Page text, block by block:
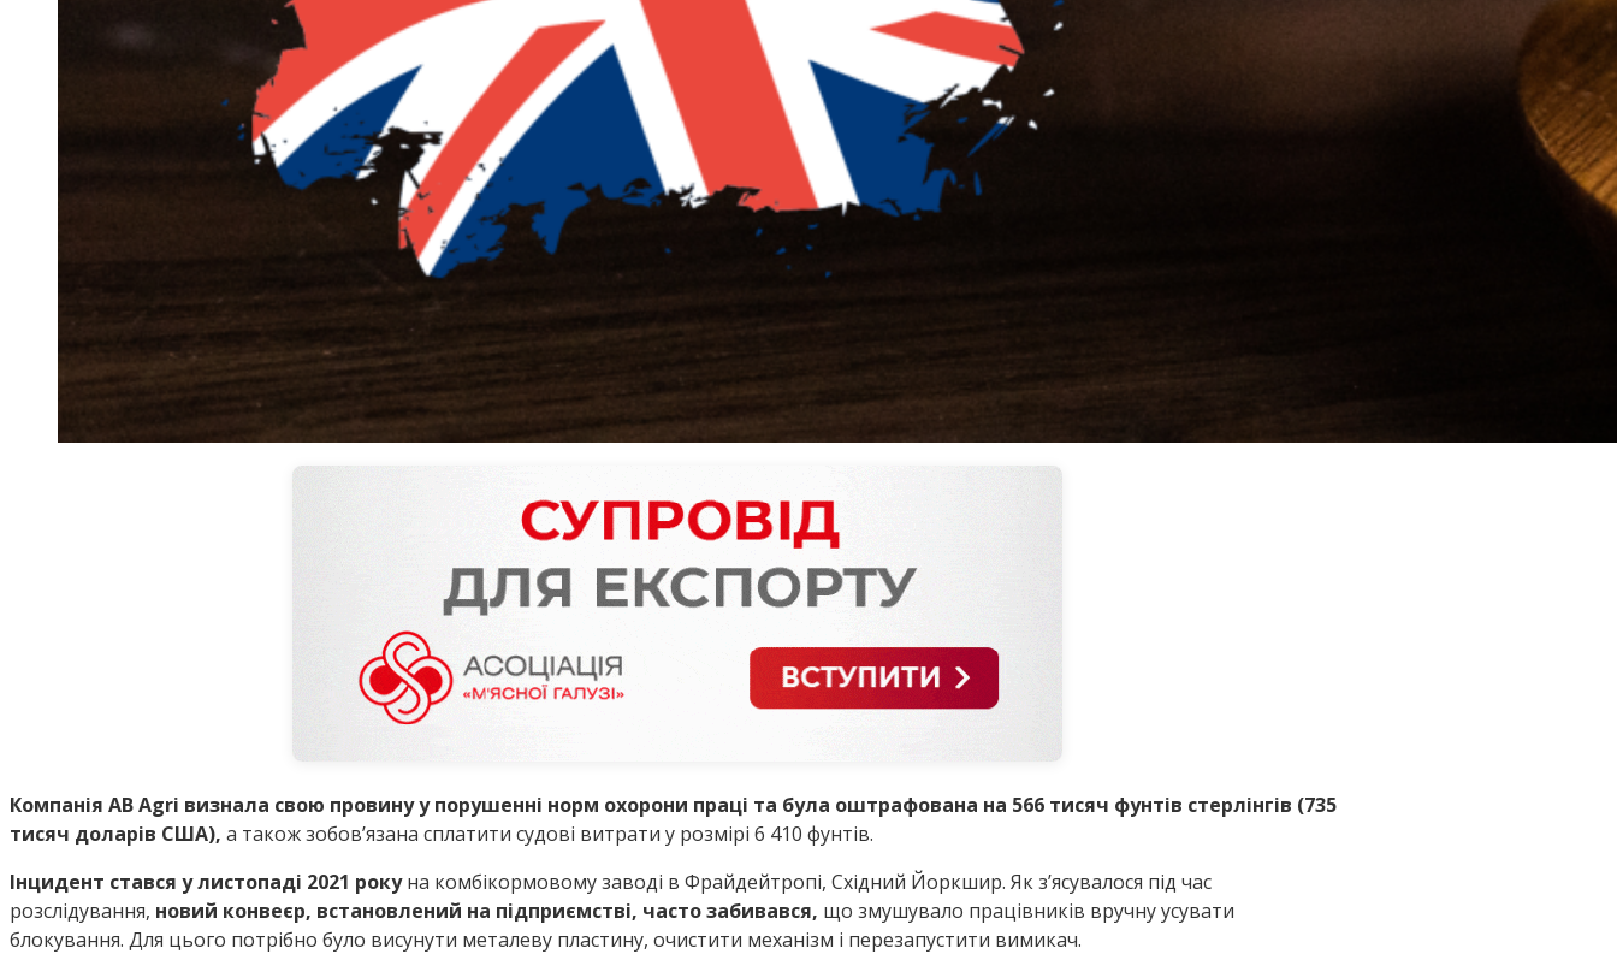
Компанія AB Agri визнала свою провину у порушенні норм охорони праці та була оштрафована на 566 тисяч фунтів стерлінгів (735
тисяч доларів США), а також зобов’язана сплатити судові витрати у розмірі 6 410 фунтів.
Інцидент стався у листопаді 2021 рокуна комбікормовому заводі в Фрайдейтропі, Східний Йоркшир. Як з’ясувалося під час
розслідування, новий конвеєр, встановлений на підприємстві, часто забивався, що змушувало працівників вручну усувати
блокування. Для цього потрібно було висунути металеву пластину, очистити механізм і перезапустити вимикач.